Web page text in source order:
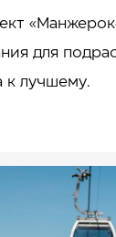
для
к лучшему.